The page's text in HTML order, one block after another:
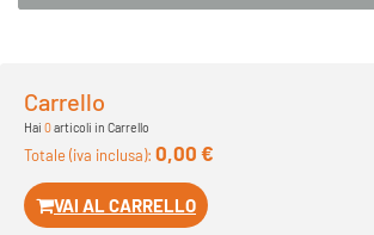
Carrello
Hai 0articoli in Carrello
Totale (iva inclusa): 0,00 €
VAI AL CARRELLO